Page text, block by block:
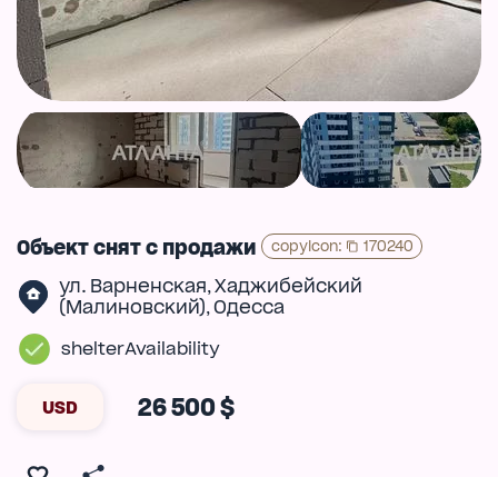
Объект снят с продажи copyIcon: 170240
ул. Варненская,Хаджибейский
(Малиновский),Одесса
shelterAvailability
USD 26 500 $